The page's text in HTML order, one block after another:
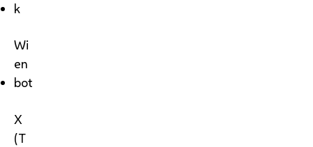
k
Wi
en
bot
X
(T